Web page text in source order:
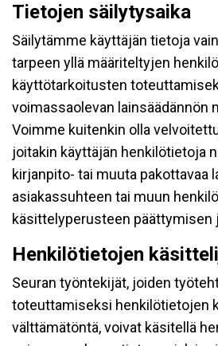
Tietojen säilytysaika
Säilytämme käyttäjän tietoja
tarpeen yllä määriteltyjen
käyttötarkoitusten
voimassaolevan lainsäädännön
Voimme kuitenkin olla
joitakin käyttäjän henkilötietoja
kirjanpito- tai muuta pakottavaa
asiakassuhteen tai muun
käsittelyperusteen päättymisen
Henkilötietojen
Seuran työntekijät, joiden
toteuttamiseksi henkilötietojen
välttämätöntä, voivat käsitellä